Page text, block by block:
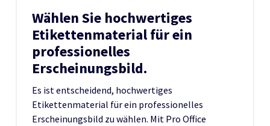
Wählen Sie hochwertiges
Etikettenmaterial für ein
professionelles
Erscheinungsbild.
Es ist entscheidend, hochwertiges
Etikettenmaterial für ein professionelles
Erscheinungsbild zu wählen. Mit Pro Office